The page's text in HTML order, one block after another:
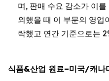
며, 판매 수요 감소가 이
외했을 때 이 부문의 영업
락했고 연간 기준으로는
식품&산업 원료–미국/캐나